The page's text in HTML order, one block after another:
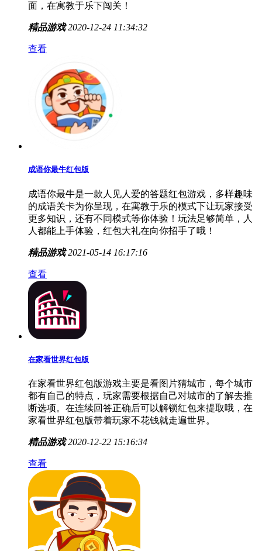
面，在寓教于乐下闯关！
精品游戏 2020-12-24 11:34:32
查看
成语你最牛红包版
成语你最牛是一款人见人爱的答题红包游戏，多样趣味
的成语关卡为你呈现，在寓教于乐的模式下让玩家接受
更多知识，还有不同模式等你体验！玩法足够简单，人
人都能上手体验，红包大礼在向你招手了哦！
精品游戏 2021-05-14 16:17:16
查看
在家看世界红包版
在家看世界红包版游戏主要是看图片猜城市，每个城市
都有自己的特点，玩家需要根据自己对城市的了解去推
断选项。在连续回答正确后可以解锁红包来提取哦，在
家看世界红包版带着玩家不花钱就走遍世界。
精品游戏 2020-12-22 15:16:34
查看